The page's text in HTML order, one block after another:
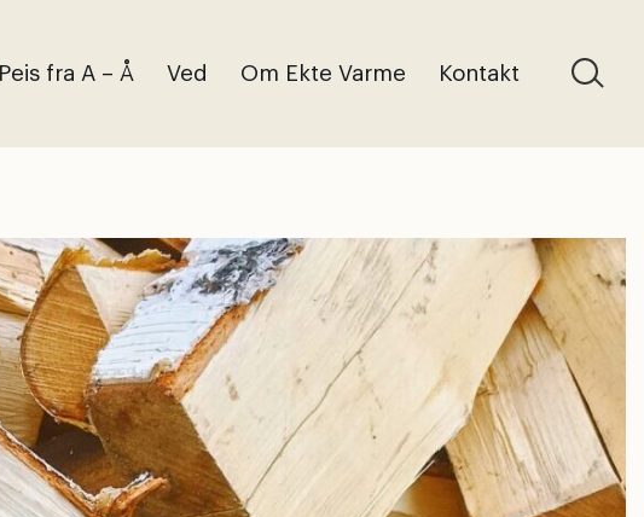
Peis fra A – Å Ved Om Ekte Varme Kontakt